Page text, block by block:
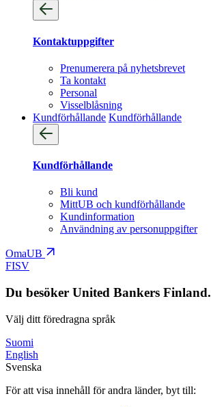
Kontaktuppgifter
Prenumerera på nyhetsbrevet
Ta kontakt
Personal
Visselblåsning
Kundförhållande Kundförhållande
Kundförhållande
Bli kund
MittUB och kundförhållande
Kundinformation
Användning av personuppgifter
OmaUB
FISV
Du besöker United Bankers Finland.
Välj ditt föredragna språk
Suomi
English
Svenska
För att visa innehåll för andra länder, byt till: